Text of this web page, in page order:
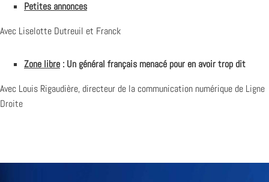
Petites annonces
Avec Liselotte Dutreuil et Franck
Zone libre : Un général français menacé pour en avoir trop dit
Avec Louis Rigaudière, directeur de la communication numérique de Ligne
Droite